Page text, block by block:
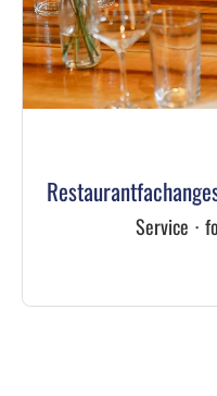
Service ·